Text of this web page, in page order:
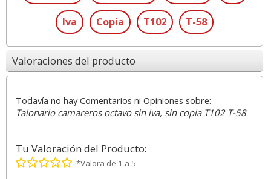
Iva Copia T102 T-58
Valoraciones del producto
Todavía no hay Comentarios ni Opiniones sobre:
Talonario camareros octavo sin iva, sin copia T102 T-58
Tu Valoración del Producto:
*Valora de 1 a 5